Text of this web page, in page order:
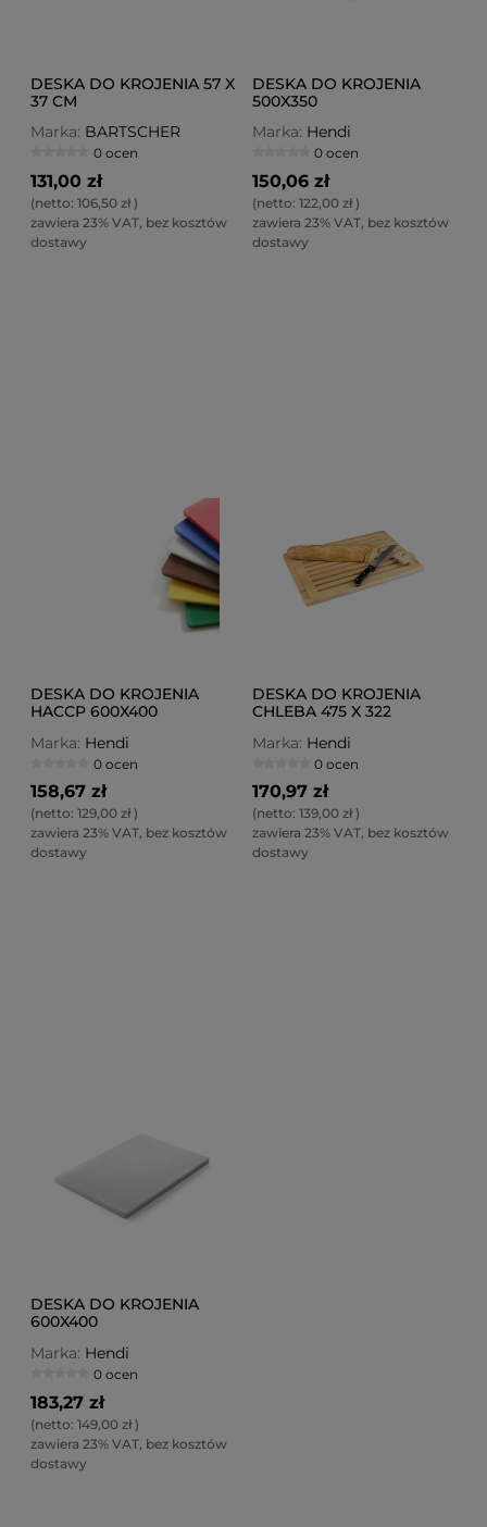
DESKA DO KROJENIA 57 X
37 CM
Marka: BARTSCHER
0 ocen
131,00 zł
(netto: 106,50 zł)
zawiera 23% VAT, bez kosztów
dostawy
DESKA DO KROJENIA
500X350
Marka: Hendi
0 ocen
150,06 zł
(netto: 122,00 zł)
zawiera 23% VAT, bez kosztów
dostawy
DESKA DO KROJENIA
HACCP 600X400
Marka: Hendi
0 ocen
158,67 zł
(netto: 129,00 zł)
zawiera 23% VAT, bez kosztów
dostawy
DESKA DO KROJENIA
CHLEBA 475 X 322
Marka: Hendi
0 ocen
170,97 zł
(netto: 139,00 zł)
zawiera 23% VAT, bez kosztów
dostawy
DESKA DO KROJENIA
600X400
Marka: Hendi
0 ocen
183,27 zł
(netto: 149,00 zł)
zawiera 23% VAT, bez kosztów
dostawy